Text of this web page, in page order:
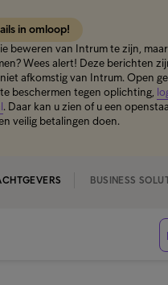
in omloop!
beweren van Intrum te zijn, maar
Wees alert! Deze berichten
afkomstig van Intrum. Open
beschermen tegen oplichting,
. Daar kan u zien of u een
veilig betalingen doen.
BUSINESS